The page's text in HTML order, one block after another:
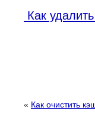
Как
« Как очистить